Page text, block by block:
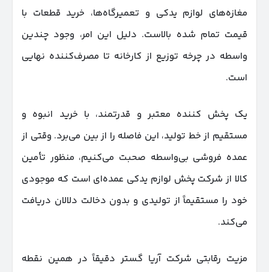
مغازه‌های لوازم یدکی و تعمیرگاه‌ها، خرید قطعات با
قیمت تمام ‌شده بالاست. دلیل این امر، وجود چندین
واسطه در چرخه توزیع از کارخانه تا مصرف‌کننده نهایی
است.
یک پخش کننده معتبر و قدرتمند، با خرید انبوه و
مستقیم از خط تولید، این فاصله را از بین می‌برد. وقتی از
عمده فروشی بی‌واسطه صحبت می‌کنیم، منظور تأمین
کالا از شرکت پخش لوازم یدکی عمده‌ای است که موجودی
خود را مستقیماً از تولیدی و بدون دخالت دلالان دریافت
می‌کند.
مزیت رقابتی شرکت آریا گستر دقیقاً در همین نقطه